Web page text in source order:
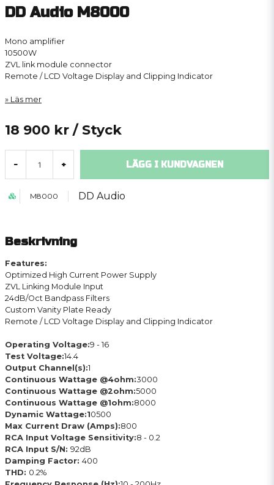
DD Audio M8000
Mono amplifier
10500W
ZVL link module connector
Remote / LCD Voltage Display and Clipping Indicator
Läs mer
18 900 kr / Styck
- + LÄGG I KUNDVAGNEN
M8000 DD Audio
Beskrivning
Features:
Optimized High Current Power Supply
ZVL Linking Module Input
24dB/Oct Bandpass Filters
Custom Vanity Plate Ready
Remote / LCD Voltage Display and Clipping Indicator
Operating Voltage:9 - 16
Test Voltage:14.4
Output Channel(s):1
Continuous Wattage @4ohm:3000
Continuous Wattage @2ohm:5000
Continuous Wattage @1ohm:8000
Dynamic Wattage:10500
Max Current Draw (Amps):800
RCA Input Voltage Sensitivity:8 - 0.2
RCA Input S/N: 92dB
Damping Factor: 400
THD: 0.2%